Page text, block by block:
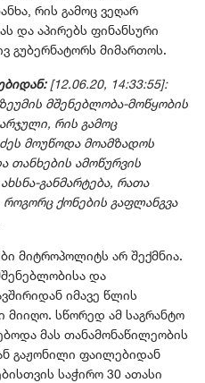
რის გამოც ვეღარ
და აპირებს ფინანსური
გუბერნატორს მიმართოს.
[12.06.20, 14:33:55]:
მშენებლობა-მოწყობის
რის გამოც
მოუწოდა მოამზადოს
თანხების ამოწურვის
განმარტება, რათა
ქონების გაფლანგვა
მიტროპოლიტს არ შექმნია.
და
იმავე წლის
მიიღო. სწორედ ამ საგრანტო
მას თანამონაწილეობის
გაჟონილი ფაილებიდან
საჭირო 30 ათასი